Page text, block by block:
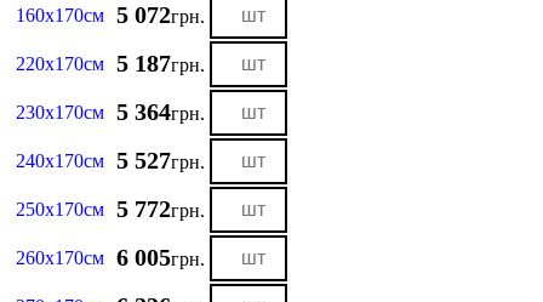
160х170см 5 072грн.
220х170см 5 187грн.
230х170см 5 364грн.
240х170см 5 527грн.
250х170см 5 772грн.
260х170см 6 005грн.